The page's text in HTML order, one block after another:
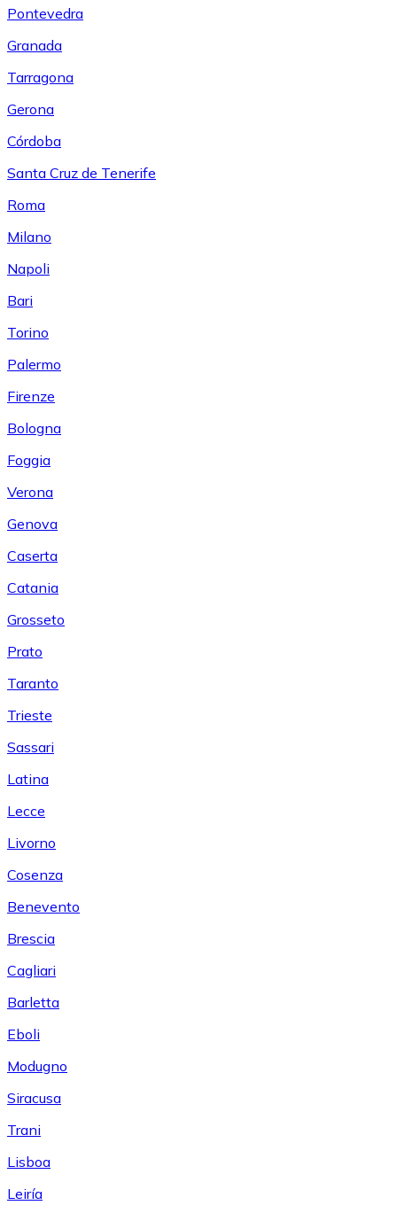
Pontevedra
Granada
Tarragona
Gerona
Córdoba
Santa Cruz de Tenerife
Roma
Milano
Napoli
Bari
Torino
Palermo
Firenze
Bologna
Foggia
Verona
Genova
Caserta
Catania
Grosseto
Prato
Taranto
Trieste
Sassari
Latina
Lecce
Livorno
Cosenza
Benevento
Brescia
Cagliari
Barletta
Eboli
Modugno
Siracusa
Trani
Lisboa
Leiría